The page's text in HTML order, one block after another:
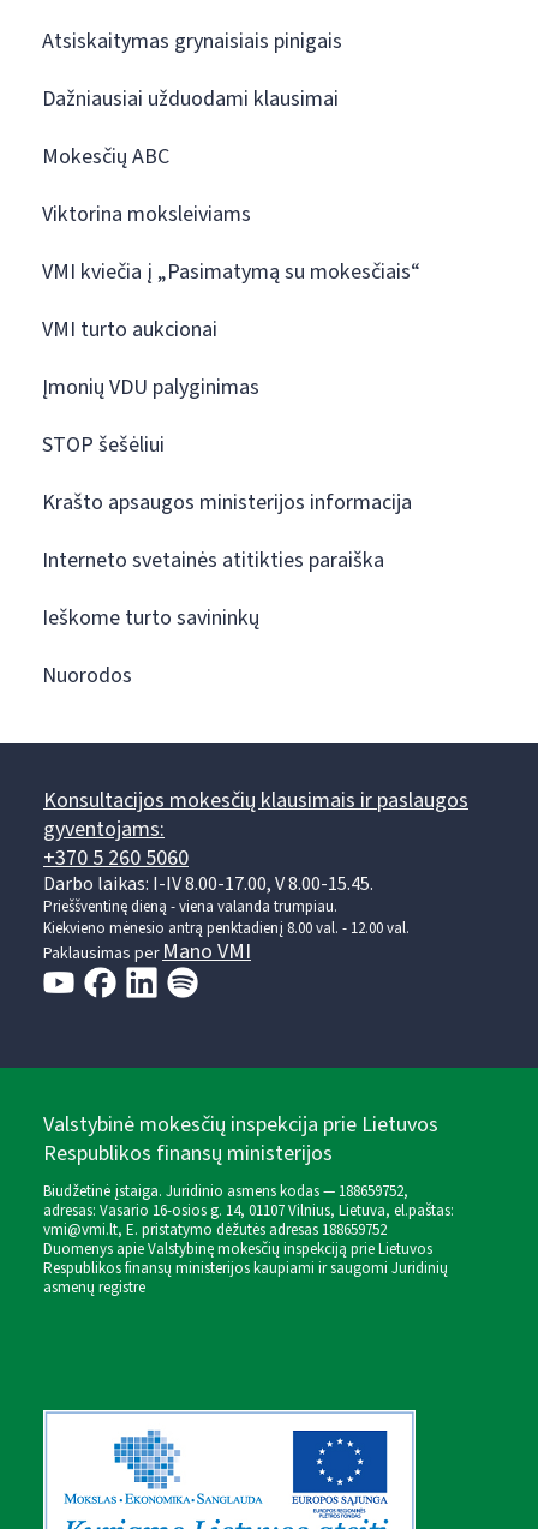
Atsiskaitymas grynaisiais pinigais
Dažniausiai užduodami klausimai
Mokesčių ABC
Viktorina moksleiviams
VMI kviečia į „Pasimatymą su mokesčiais“
VMI turto aukcionai
Įmonių VDU palyginimas
STOP šešėliui
Krašto apsaugos ministerijos informacija
Interneto svetainės atitikties paraiška
Ieškome turto savininkų
Nuorodos
Konsultacijos mokesčių klausimais ir paslaugos
gyventojams:
+370 5 260 5060
Darbo laikas: I-IV 8.00-17.00, V 8.00-15.45.
Prieššventinę dieną - viena valanda trumpiau.
Kiekvieno mėnesio antrą penktadienį 8.00 val. - 12.00 val.
Paklausimas perMano VMI
Valstybinė mokesčių inspekcija prie Lietuvos
Respublikos finansų ministerijos
Biudžetinė įstaiga. Juridinio asmens kodas — 188659752,
adresas: Vasario 16-osios g. 14, 01107 Vilnius, Lietuva, el.paštas:
vmi@vmi.lt, E. pristatymo dėžutės adresas 188659752
Duomenys apie Valstybinę mokesčių inspekciją prie Lietuvos
Respublikos finansų ministerijos kaupiami ir saugomi Juridinių
asmenų registre